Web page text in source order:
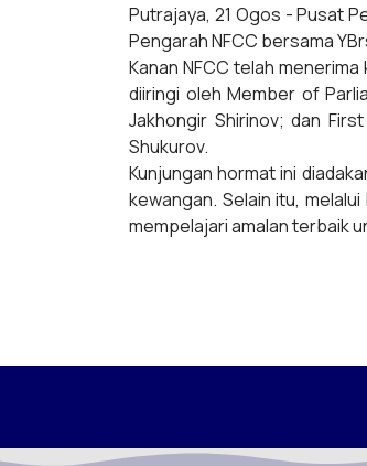
Putrajaya, 21 Ogos -Pusat
Pengarah NFCC bersama
Kanan NFCC telah
diiringi oleh Member of
Jakhongir Shirinov; dan
Shukurov.
Kunjungan hormat ini
kewangan. Selain itu,
mempelajari amalan terbaik